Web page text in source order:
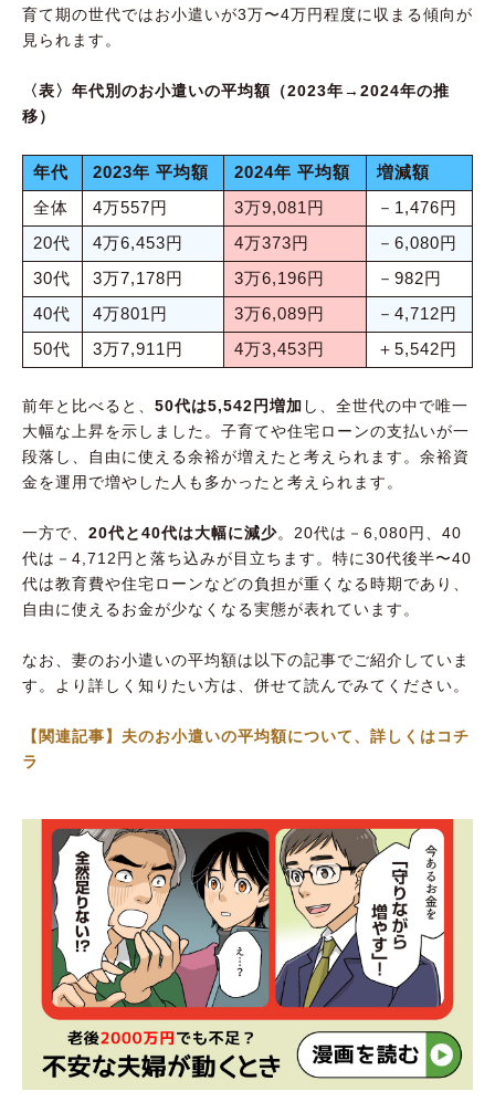
育て期の世代ではお小遣いが3万〜4万円程度に収まる傾向が
見られます。
〈表〉年代別のお小遣いの平均額（2023年→2024年の推
移）
年代 2023年 平均額 2024年 平均額
増減額
全体
4万557円 3万9,081円
－1,476円
20代
4万6,453円 4万373円
－6,080円
30代
3万7,178円 3万6,196円
－982円
40代
4万801円 3万6,089円
－4,712円
50代
3万7,911円 4万3,453円 ＋5,542円
前年と比べると、 50代は5,542円増加 し、全世代の中で唯一
大幅な上昇を示しました。子育てや住宅ローンの支払いが一
段落し、自由に使える余裕が増えたと考えられます。余裕資
金を運用で増やした人も多かったと考えられます。
一方で、 20代と40代は大幅に減少。20代は－6,080円、40
代は－4,712円と落ち込みが目立ちます。特に30代後半〜40
代は教育費や住宅ローンなどの負担が重くなる時期であり、
自由に使えるお金が少なくなる実態が表れています。
なお、妻のお小遣いの平均額は以下の記事でご紹介していま
す。より詳しく知りたい方は、併せて読んでみてください。
【関連記事】夫のお小遣いの平均額について、詳しくはコチ
ラ